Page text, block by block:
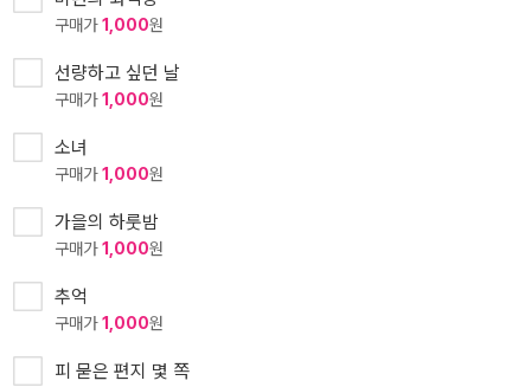
구매가1,000원
선량하고 싶던 날
구매가1,000원
소녀
구매가1,000원
가을의 하룻밤
구매가1,000원
추억
구매가1,000원
피 묻은 편지 몇 쪽